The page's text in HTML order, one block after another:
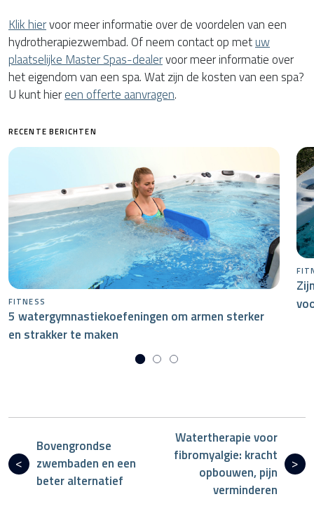
Klik hiervoor meer informatie over de voordelen van een
hydrotherapiezwembad. Of neem contact op metuw
plaatselijke Master Spas-dealervoor meer informatie over
het eigendom van een spa. Wat zijn de kosten van een spa?
U kunt hiereen offerte aanvragen.
RECENTE BERICHTEN
FITNESS
5 watergymnastiekoefeningen om armen sterker
en strakker te maken
Bovengrondse
zwembaden en een
beter alternatief
Watertherapie voor
fibromyalgie: kracht
opbouwen, pijn
verminderen